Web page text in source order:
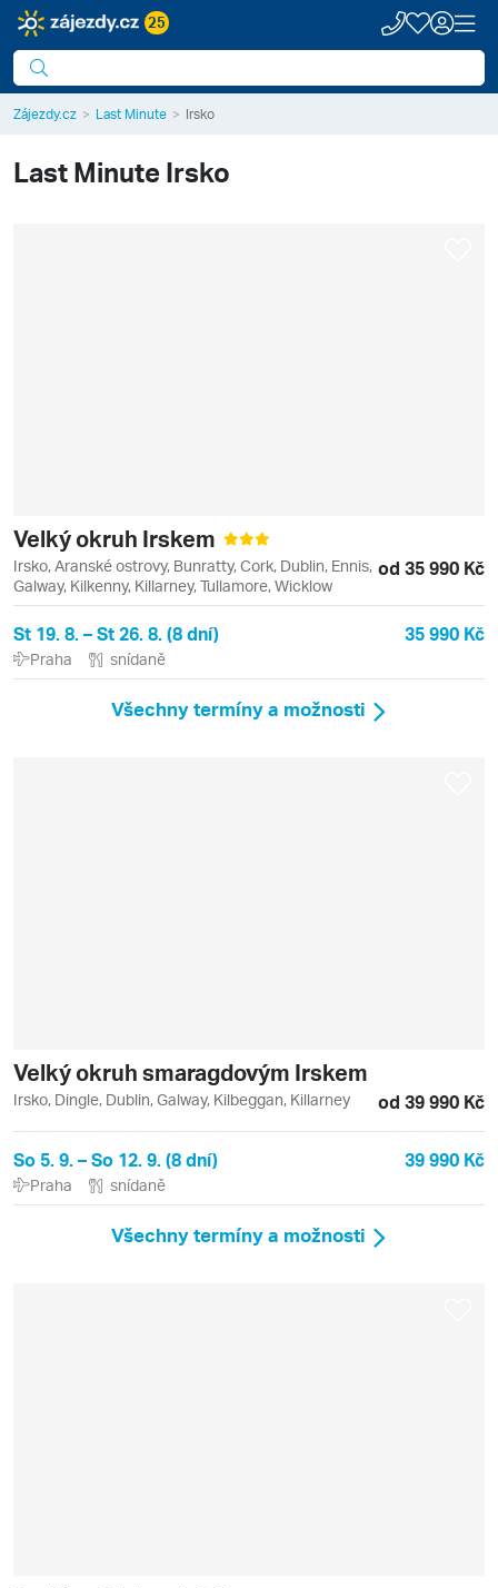
25
Zájezdy.cz Last Minute Irsko
Last MinuteIrsko
Velký okruh Irskem
Irsko, Aranské ostrovy, Bunratty, Cork, Dublin, Ennis,
Galway, Kilkenny, Killarney, Tullamore, Wicklow
od 35 990 Kč
St 19. 8. – St 26. 8. (8 dní) 35 990 Kč
Praha snídaně
Všechny termíny a možnosti
Velký okruh smaragdovým Irskem
Irsko, Dingle, Dublin, Galway, Kilbeggan, Killarney od 39 990 Kč
So 5. 9. – So 12. 9. (8 dní) 39 990 Kč
Praha snídaně
Všechny termíny a možnosti